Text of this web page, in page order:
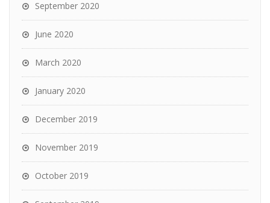
September 2020
June 2020
March 2020
January 2020
December 2019
November 2019
October 2019